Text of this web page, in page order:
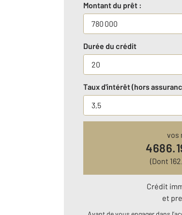
Montant du prêt :
Durée du crédit
Taux d'intérêt (hors
vos
(Dont
Crédit
et